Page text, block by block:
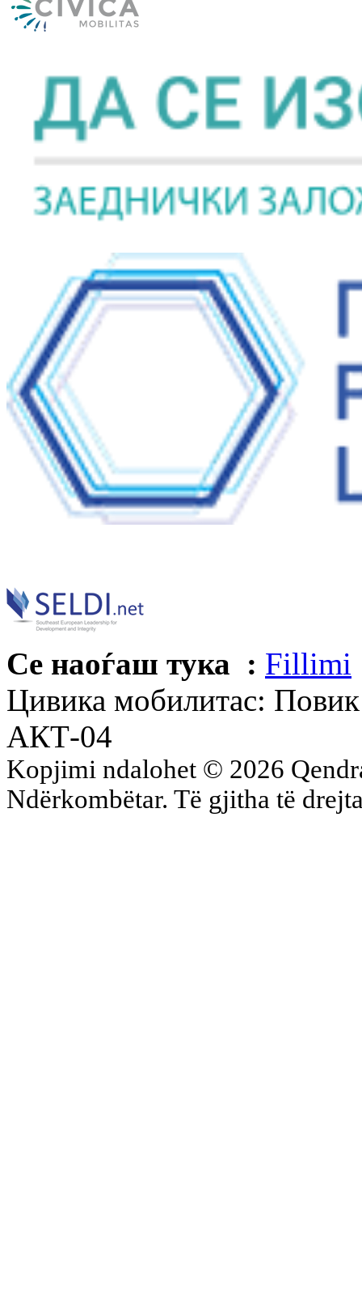
Се наоѓаш тука : Fillimi
Цивика мобилитас:
АКТ-04
Kopjimi ndalohet © 2026
Ndërkombëtar. Të gjitha të